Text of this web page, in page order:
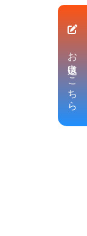
お申込はこちら